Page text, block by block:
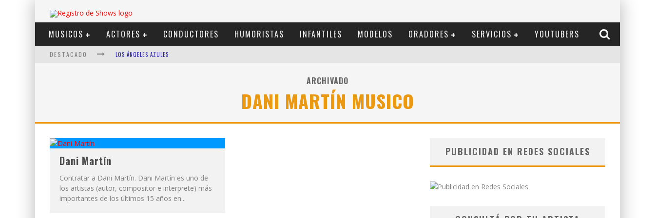
MUSICOS ACTORES CONDUCTORES HUMORISTAS INFANTILES MODELOS ORADORES SERVICIOS YOUTUBERS
DESTACADO LOS ÁNGELES AZULES
DUKI
ARCHIVADO
DANI MARTÍN MUSICO
Dani Martín
Contratar a Dani Martín. Dani Martín es uno de
los artistas (autor, compositor e interprete) más
importantes de los últimos 15 años en...
PUBLICIDAD EN REDES SOCIALES